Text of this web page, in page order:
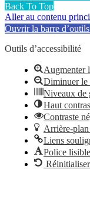
Back To Top
Aller au contenu
Ouvrir la barre d’outils
Outils d’accessibilité
Augmenter
Diminuer le
Niveaux de
Haut
Contraste
Arrière-
Liens
Police lisible
Réinitialiser